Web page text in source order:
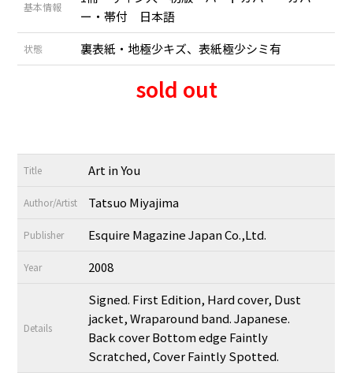
基本情報
ー・帯付 日本語
状態 裏表紙・地極少キズ、表紙極少シミ有
sold out
Title Art in You
Author/Artist Tatsuo Miyajima
Publisher Esquire Magazine Japan Co.,Ltd.
Year 2008
Details
Signed. First Edition, Hard cover, Dust
jacket, Wraparound band. Japanese.
Back cover Bottom edge Faintly
Scratched, Cover Faintly Spotted.